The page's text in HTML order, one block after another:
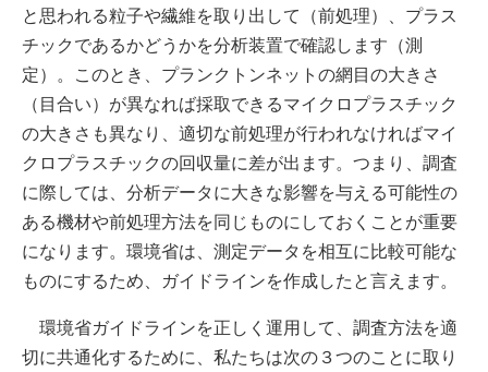
と思われる粒子や繊維を取り出して（前処理）、プラス
チックであるかどうかを分析装置で確認します（測
定）。このとき、プランクトンネットの網目の大きさ
（目合い）が異なれば採取できるマイクロプラスチック
の大きさも異なり、適切な前処理が行われなければマイ
クロプラスチックの回収量に差が出ます。つまり、調査
に際しては、分析データに大きな影響を与える可能性の
ある機材や前処理方法を同じものにしておくことが重要
になります。環境省は、測定データを相互に比較可能な
ものにするため、ガイドラインを作成したと言えます。
環境省ガイドラインを正しく運用して、調査方法を適
切に共通化するために、私たちは次の３つのことに取り